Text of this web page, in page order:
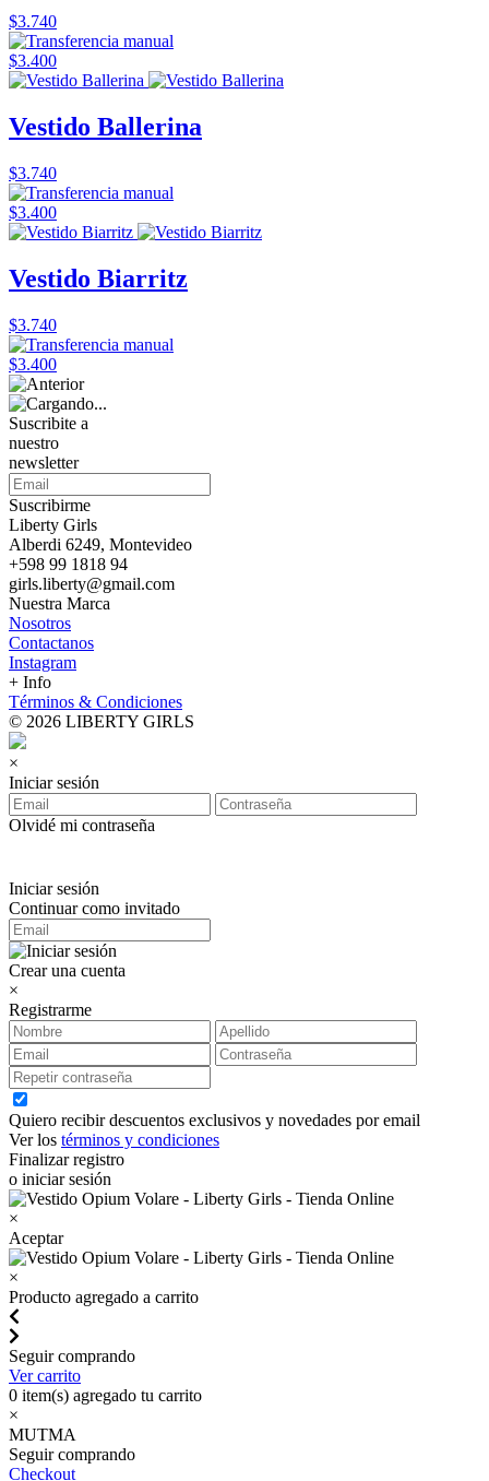
$3.740
$3.400
Vestido Ballerina
$3.740
$3.400
Vestido Biarritz
$3.740
$3.400
Suscribite a
nuestro
newsletter
Suscribirme
Liberty Girls
Alberdi 6249, Montevideo
+598 99 1818 94
girls.liberty@gmail.com
Nuestra Marca
Nosotros
Contactanos
Instagram
+ Info
Términos & Condiciones
© 2026 LIBERTY GIRLS
×
Iniciar sesión
Olvidé mi contraseña
Iniciar sesión
Continuar como invitado
Crear una cuenta
×
Registrarme
Quiero recibir descuentos exclusivos y novedades por email
Ver los términos y condiciones
Finalizar registro
o iniciar sesión
×
Aceptar
×
Producto agregado a carrito
Seguir comprando
Ver carrito
0 item(s) agregado tu carrito
×
MUTMA
Seguir comprando
Checkout